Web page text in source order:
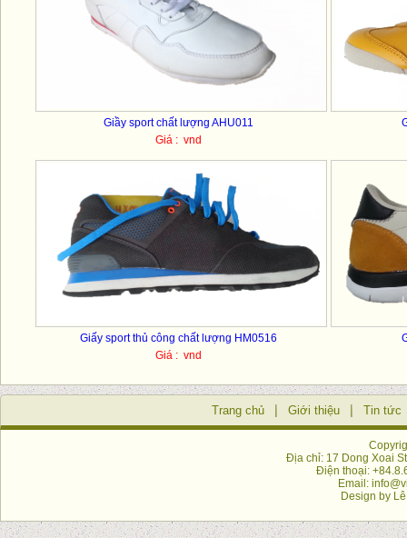
Giầy sport chất lượng AHU011
Giá : vnd
Giấy sport thủ công chất lượng HM0516
Giá : vnd
Trang chủ Giới thiệu Tin tức
Địa chỉ: 17 Dong Xoai
Điện thoại:
Email:
Design by